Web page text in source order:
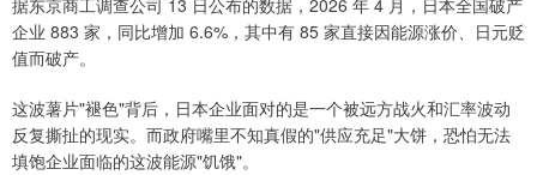
据东京商工调查公司 13 日公布的数据，2026 年 4 月，日本全国破产
企业 883 家，同比增加 6.6%，其中有 85 家直接因能源涨价、日元贬
值而破产。
这波薯片"褪色"背后，日本企业面对的是一个被远方战火和汇率波动
反复撕扯的现实。而政府嘴里不知真假的"供应充足"大饼，恐怕无法
填饱企业面临的这波能源"饥饿"。